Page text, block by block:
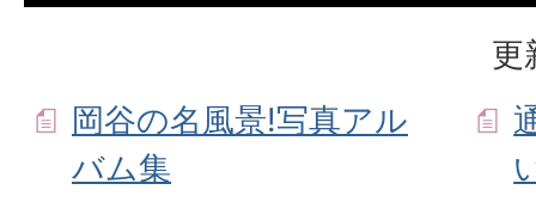
更
岡谷の名風景!写真アル
バム集